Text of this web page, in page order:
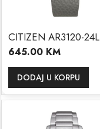
CITIZEN AR3120-24L
645.00 KM
DODAJ U KORPU